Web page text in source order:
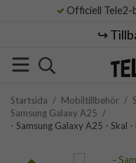
Officiell
↪️
Startsida / Mobiltillbehör /
Samsung Galaxy A25 /
- Samsung Galaxy A25 - Skal